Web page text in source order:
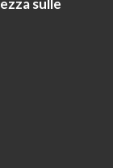
sulle